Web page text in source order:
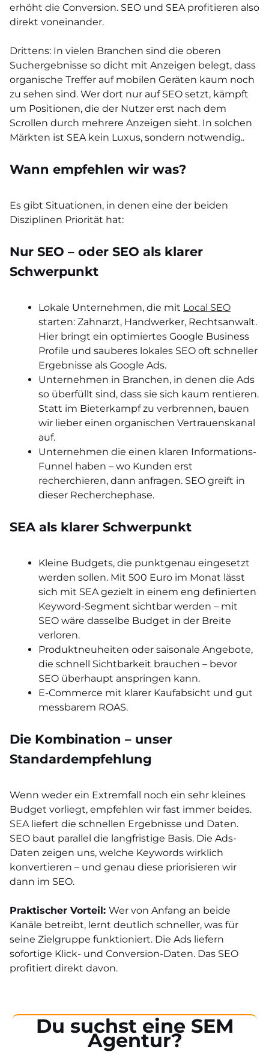
erhöht die Conversion. SEO und SEA profitieren also
direkt voneinander.
Drittens: In vielen Branchen sind die oberen
Suchergebnisse so dicht mit Anzeigen belegt, dass
organische Treffer auf mobilen Geräten kaum noch
zu sehen sind. Wer dort nur auf SEO setzt, kämpft
um Positionen, die der Nutzer erst nach dem
Scrollen durch mehrere Anzeigen sieht. In solchen
Märkten ist SEA kein Luxus, sondern notwendig..
Wann empfehlen wir was?
Es gibt Situationen, in denen eine der beiden
Disziplinen Priorität hat:
Nur SEO – oder SEO als klarer
Schwerpunkt
Lokale Unternehmen, die mit Local SEO
starten: Zahnarzt, Handwerker, Rechtsanwalt.
Hier bringt ein optimiertes Google Business
Profile und sauberes lokales SEO oft schneller
Ergebnisse als Google Ads.
Unternehmen in Branchen, in denen die Ads
so überfüllt sind, dass sie sich kaum rentieren.
Statt im Bieterkampf zu verbrennen, bauen
wir lieber einen organischen Vertrauenskanal
auf.
Unternehmen die einen klaren Informations-
Funnel haben – wo Kunden erst
recherchieren, dann anfragen. SEO greift in
dieser Recherchephase.
SEA als klarer Schwerpunkt
Kleine Budgets, die punktgenau eingesetzt
werden sollen. Mit 500 Euro im Monat lässt
sich mit SEA gezielt in einem eng definierten
Keyword-Segment sichtbar werden – mit
SEO wäre dasselbe Budget in der Breite
verloren.
Produktneuheiten oder saisonale Angebote,
die schnell Sichtbarkeit brauchen – bevor
SEO überhaupt anspringen kann.
E-Commerce mit klarer Kaufabsicht und gut
messbarem ROAS.
Die Kombination – unser
Standardempfehlung
Wenn weder ein Extremfall noch ein sehr kleines
Budget vorliegt, empfehlen wir fast immer beides.
SEA liefert die schnellen Ergebnisse und Daten.
SEO baut parallel die langfristige Basis. Die Ads-
Daten zeigen uns, welche Keywords wirklich
konvertieren – und genau diese priorisieren wir
dann im SEO.
Praktischer Vorteil: Wer von Anfang an beide
Kanäle betreibt, lernt deutlich schneller, was für
seine Zielgruppe funktioniert. Die Ads liefern
sofortige Klick- und Conversion-Daten. Das SEO
profitiert direkt davon.
Du suchst eine SEM
Agentur?